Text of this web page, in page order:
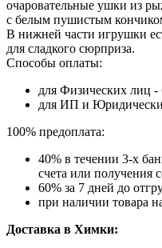
очаровательные ушки из
с белым пушистым
В нижней части игрушки
для сладкого сюрприза.
Способы оплаты:
для Физических лиц -
для ИП и
100% предоплата:
40% в течении 3-х
счета или получения
60% за 7 дней до
при наличии товара
Доставка в Химки: